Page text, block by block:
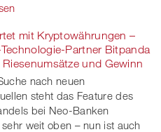
mit Kryptowährungen –
Partner Bitpanda
und Gewinn
nach neuen
steht das Feature des
bei Neo-Banken
weit oben – nun ist auch